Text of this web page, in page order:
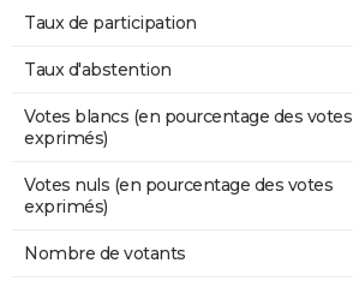
Taux de participation
Taux d'abstention
Votes blancs (en pourcentage des votes
exprimés)
Votes nuls (en pourcentage des votes
exprimés)
Nombre de votants